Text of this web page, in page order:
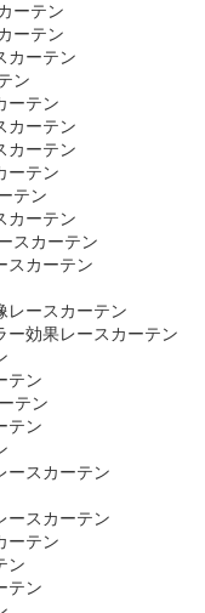
ーテン
ーテン
カーテン
ン
ーテン
カーテン
カーテン
ーテン
テン
カーテン
スカーテン
スカーテン
レースカーテン
ー効果レースカーテン
テン
テン
テン
ースカーテン
ースカーテン
ーテン
ン
テン